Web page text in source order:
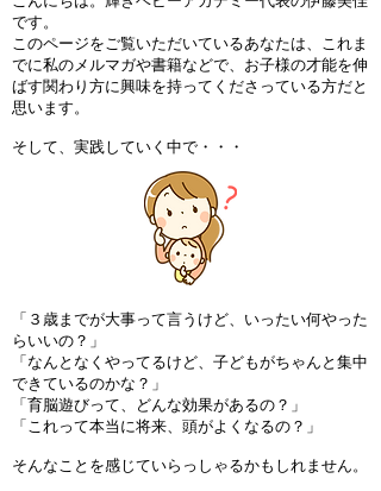
です。
このページをご覧いただいているあなたは、これま
でに私のメルマガや書籍などで、お子様の才能を伸
ばす関わり方に興味を持ってくださっている方だと
思います。
そして、実践していく中で・・・
「３歳までが大事って言うけど、いったい何やった
らいいの？」
「なんとなくやってるけど、子どもがちゃんと集中
できているのかな？」
「育脳遊びって、どんな効果があるの？」
​「これって本当に将来、頭がよくなるの？」
そんなことを感じていらっしゃるかもしれません。